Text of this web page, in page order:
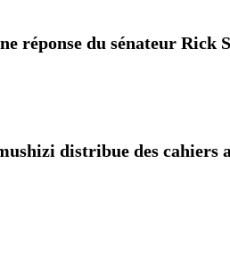
réponse du sénateur
distribue des cahiers